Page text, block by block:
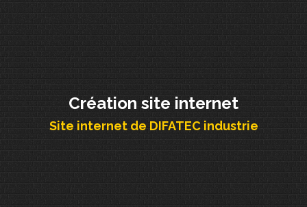
Création site internet
Site internet de DIFATEC industrie